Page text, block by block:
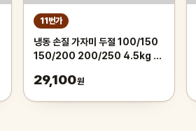
11번가
냉동 손질 가자미 두절 100/150
150/200 200/250 4.5kg 박
29,100원